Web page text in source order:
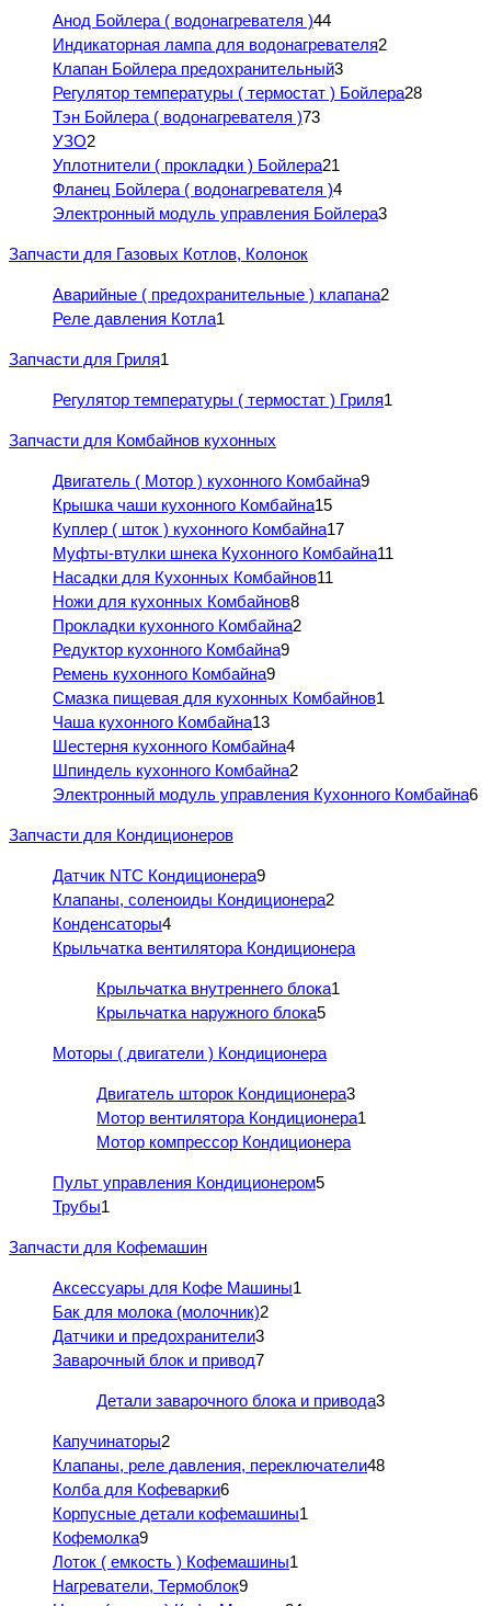
Анод Бойлера ( водонагревателя )44
Индикаторная лампа для водонагревателя2
Клапан Бойлера предохранительный3
Регулятор температуры ( термостат ) Бойлера28
Тэн Бойлера ( водонагревателя )73
УЗО2
Уплотнители ( прокладки ) Бойлера21
Фланец Бойлера ( водонагревателя )4
Электронный модуль управления Бойлера3
Запчасти для Газовых Котлов, Колонок
Аварийные ( предохранительные ) клапана2
Реле давления Котла1
Запчасти для Гриля1
Регулятор температуры ( термостат ) Гриля1
Запчасти для Комбайнов кухонных
Двигатель ( Мотор ) кухонного Комбайна9
Крышка чаши кухонного Комбайна15
Куплер ( шток ) кухонного Комбайна17
Муфты-втулки шнека Кухонного Комбайна11
Насадки для Кухонных Комбайнов11
Ножи для кухонных Комбайнов8
Прокладки кухонного Комбайна2
Редуктор кухонного Комбайна9
Ремень кухонного Комбайна9
Смазка пищевая для кухонных Комбайнов1
Чаша кухонного Комбайна13
Шестерня кухонного Комбайна4
Шпиндель кухонного Комбайна2
Электронный модуль управления Кухонного Комбайна6
Запчасти для Кондиционеров
Датчик NTC Кондиционера9
Клапаны, соленоиды Кондиционера2
Конденсаторы4
Крыльчатка вентилятора Кондиционера
Крыльчатка внутреннего блока1
Крыльчатка наружного блока5
Моторы ( двигатели ) Кондиционера
Двигатель шторок Кондиционера3
Мотор вентилятора Кондиционера1
Мотор компрессор Кондиционера
Пульт управления Кондиционером5
Трубы1
Запчасти для Кофемашин
Аксессуары для Кофе Машины1
Бак для молока (молочник)2
Датчики и предохранители3
Заварочный блок и привод7
Детали заварочного блока и привода3
Капучинаторы2
Клапаны, реле давления, переключатели48
Колба для Кофеварки6
Корпусные детали кофемашины1
Кофемолка9
Лоток ( емкость ) Кофемашины1
Нагреватели, Термоблок9